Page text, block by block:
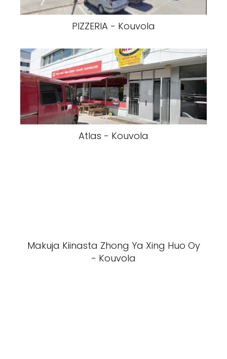
PIZZERIA - Kouvola
Atlas - Kouvola
Makuja Kiinasta Zhong Ya Xing Huo Oy
- Kouvola